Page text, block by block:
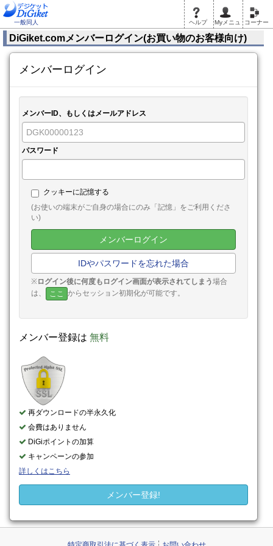
一般同人 ヘルプ Myメニュ コーナー
DiGiket.comメンバーログイン(お買い物のお客様向け)
メンバーログイン
メンバーID、もしくはメールアドレス
パスワード
クッキーに記憶する
(お使いの端末がご自身の場合にのみ「記憶」をご利用くださ
い)
メンバーログイン
IDやパスワードを忘れた場合
※ログイン後に何度もログイン画面が表示されてしまう場合
は、
ここ からセッション初期化が可能です。
メンバー登録は 無料
再ダウンロードの半永久化
会費はありません
DiGiポイントの加算
キャンペーンの参加
詳しくはこちら
メンバー登録!